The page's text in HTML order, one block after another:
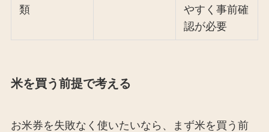
類
やすく事前確
認が必要
米を買う前提で考える
お米券を失敗なく使いたいなら、まず米を買う前